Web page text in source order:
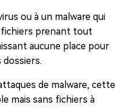
ou à un malware qui
fichiers prenant tout
aucune place pour
de malware, cette
mais sans fichiers à